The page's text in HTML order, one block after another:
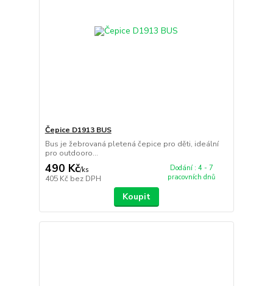
Čepice D1913 BUS
Bus je žebrovaná pletená čepice pro děti, ideální
pro outdooro...
490 Kč/ks
405 Kč bez DPH
Dodání : 4 - 7
pracovních dnů
Koupit